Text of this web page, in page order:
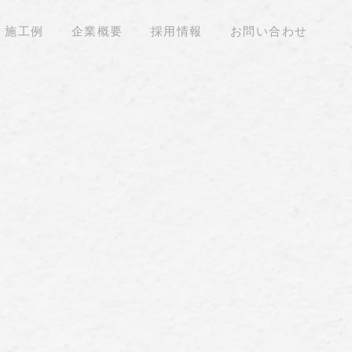
施工例 企業概要 採用情報 お問い合わせ